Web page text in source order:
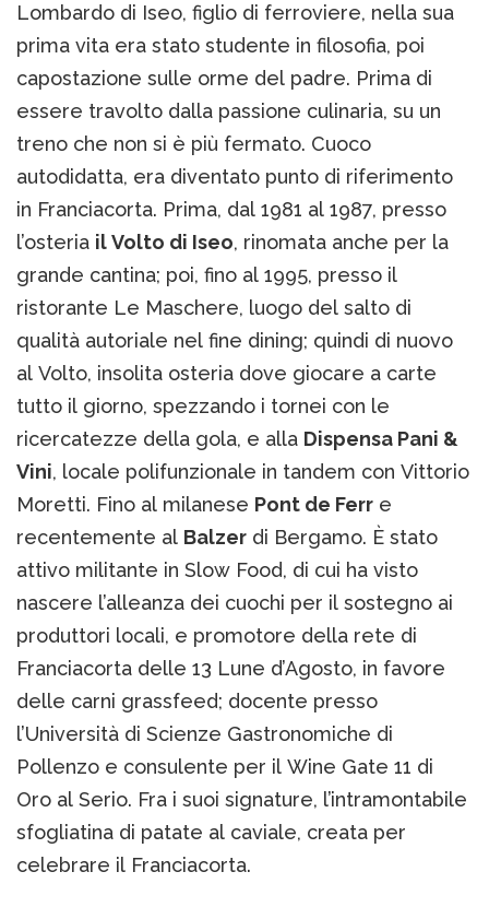
Lombardo di Iseo, figlio di ferroviere, nella sua
prima vita era stato studente in filosofia, poi
capostazione sulle orme del padre. Prima di
essere travolto dalla passione culinaria, su un
treno che non si è più fermato. Cuoco
autodidatta, era diventato punto di riferimento
in Franciacorta. Prima, dal 1981 al 1987, presso
l’osteria il Volto di Iseo, rinomata anche per la
grande cantina; poi, fino al 1995, presso il
ristorante Le Maschere, luogo del salto di
qualità autoriale nel fine dining; quindi di nuovo
al Volto, insolita osteria dove giocare a carte
tutto il giorno, spezzando i tornei con le
ricercatezze della gola, e alla Dispensa Pani &
Vini, locale polifunzionale in tandem con Vittorio
Moretti. Fino al milanese Pont de Ferr e
recentemente al Balzer di Bergamo. È stato
attivo militante in Slow Food, di cui ha visto
nascere l’alleanza dei cuochi per il sostegno ai
produttori locali, e promotore della rete di
Franciacorta delle 13 Lune d’Agosto, in favore
delle carni grassfeed; docente presso
l’Università di Scienze Gastronomiche di
Pollenzo e consulente per il Wine Gate 11 di
Oro al Serio. Fra i suoi signature, l’intramontabile
sfogliatina di patate al caviale, creata per
celebrare il Franciacorta.